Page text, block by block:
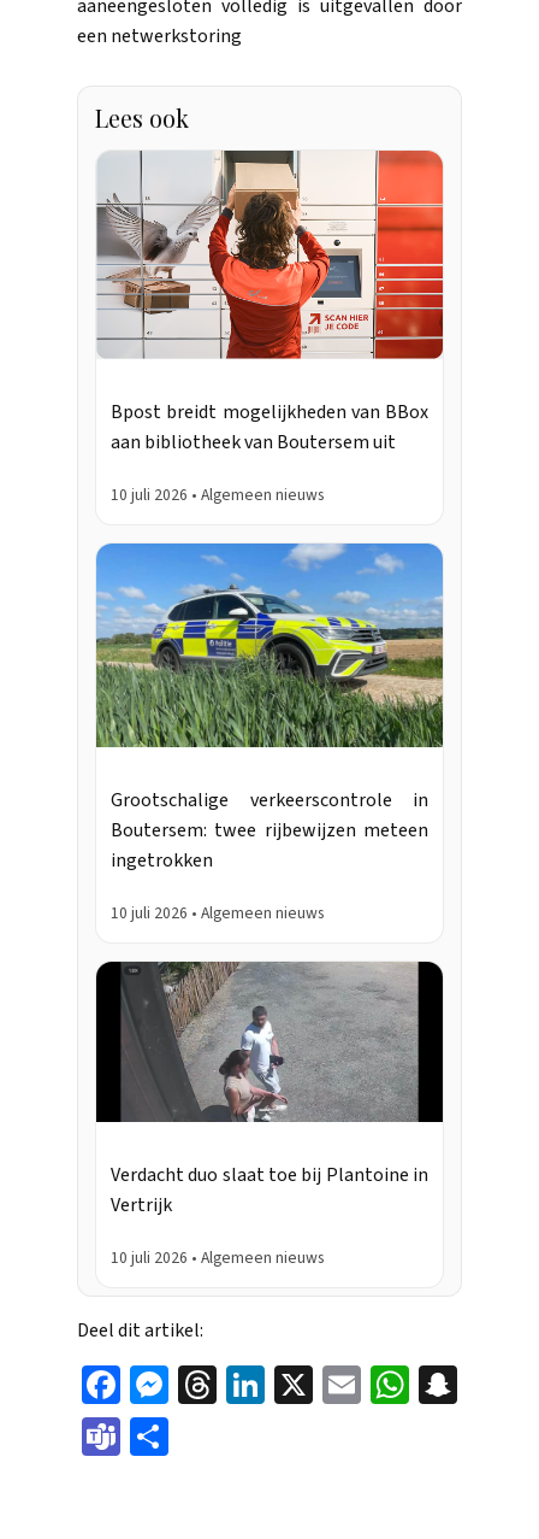
aaneengesloten volledig is uitgevallen door
een netwerkstoring
Lees ook
Bpost breidt mogelijkheden van BBox
aan bibliotheek van Boutersem uit
10 juli 2026 • Algemeen nieuws
Grootschalige verkeerscontrole in
Boutersem: twee rijbewijzen meteen
ingetrokken
10 juli 2026 • Algemeen nieuws
Verdacht duo slaat toe bij Plantoine in
Vertrijk
10 juli 2026 • Algemeen nieuws
Deel dit artikel:
Face
boo
Mes
Thr
Link
Ema
Wha
Tea